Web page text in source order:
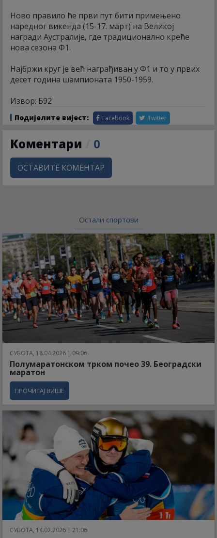
Ново правило ће први пут бити примењено
наредног викенда (15-17. март) на Великој
награди Аустралије, где традиционално креће
нова сезона Ф1.
Најбржи круг је већ награђиван у Ф1 и то у првих
десет година шампионата 1950-1959.
Извор: Б92
Подијелите вијест: Facebook Twitter
Коментари 0
ОСТАВИТЕ КОМЕНТАР
Остали спортови
СУБОТА, 18.04.2026 | 09:06
Полумаратонском трком почео 39. Београдски
маратон
ПРОЧИТАЈ ВИШЕ
СУБОТА, 14.02.2026 | 21:06